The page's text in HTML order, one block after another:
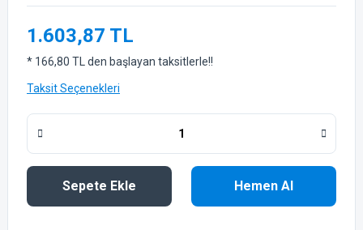
1.603,87 TL
* 166,80 TL den başlayan taksitlerle!!
Taksit Seçenekleri
Sepete Ekle Hemen Al